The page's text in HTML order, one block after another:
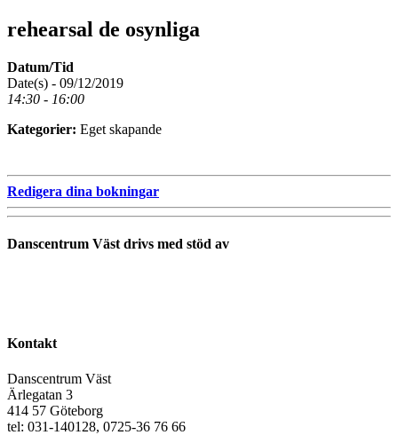
rehearsal de osynliga
Datum/Tid
Date(s) - 09/12/2019
14:30 - 16:00
Kategorier: Eget skapande
Redigera dina bokningar
Danscentrum Väst drivs med stöd av
Kontakt
Danscentrum Väst
Ärlegatan 3
414 57 Göteborg
tel: 031-140128, 0725-36 76 66